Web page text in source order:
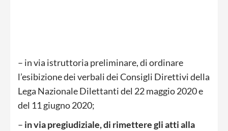
– in via istruttoria preliminare, di ordinare
l’esibizione dei verbali dei Consigli Direttivi della
Lega Nazionale Dilettanti del 22 maggio 2020 e
del 11 giugno 2020;
– in via pregiudiziale, di rimettere gli atti alla